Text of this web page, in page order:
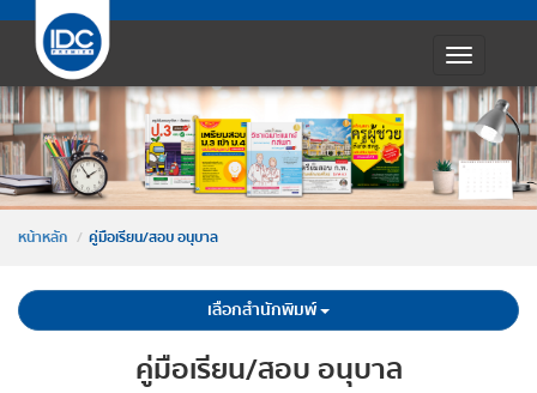
Toggle
หน้าหลัก คู่มือเรียน/สอบ อนุบาล
เลือกสำนักพิมพ์
คู่มือเรียน/สอบ อนุบาล